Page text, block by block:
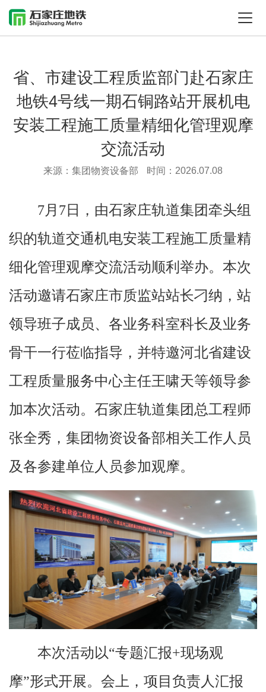
省、市建设工程质监部门赴石家庄
地铁4号线一期石铜路站开展机电
安装工程施工质量精细化管理观摩
交流活动
来源：集团物资设备部 时间：2026.07.08
7月7日，由石家庄轨道集团牵头组
织的轨道交通机电安装工程施工质量精
细化管理观摩交流活动顺利举办。本次
活动邀请石家庄市质监站站长刁纳，站
领导班子成员、各业务科室科长及业务
骨干一行莅临指导，并特邀河北省建设
工程质量服务中心主任王啸天等领导参
加本次活动。石家庄轨道集团总工程师
张全秀，集团物资设备部相关工作人员
及各参建单位人员参加观摩。
本次活动以“专题汇报+现场观
摩”形式开展。会上，项目负责人汇报